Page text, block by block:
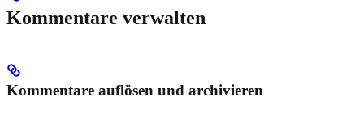
Kommentare verwalten
Kommentare auflösen und archivieren